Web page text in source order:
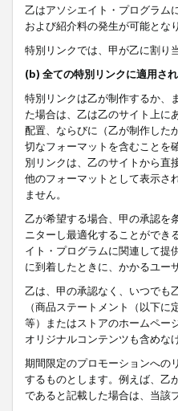
乙はアソシエイト・プログラム
および紹介料の発生が可能とな
特別リンクでは、甲が乙に割り
(b) 全ての特別リンクに適用さ
特別リンクは乙が制作するか、
た場合は、乙は乙のサイト上に
配置、ならびに（乙が制作した
切なフォーマットを含むことを
別リンクは、乙のサイトから直
他のフォーマットとして表示さ
ません。
乙が希望する場合、甲の承認を
ニターし最適化することができ
イト・プログラムに関連して提
に到着したときに、かかるユー
乙は、甲の承認なく、いつでも
（商品ステートメント（以下
等）またはストアのホームペー
オリジナルコンテンツも含めな
期間限定のプロモーションへの
するものとします。例えば、乙
であると記載した場合は、当該